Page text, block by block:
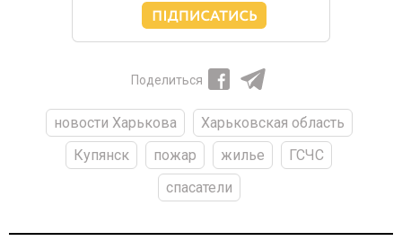
Поделиться
новости Харькова
Харьковская область
Купянск
пожар жилье
ГСЧС
спасатели